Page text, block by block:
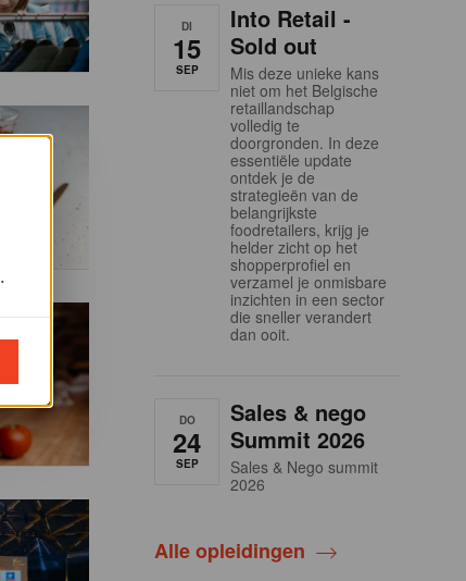
DI
15
SEP
Into Retail -
Sold out
Mis deze unieke kans
niet om het Belgische
retaillandschap
volledig te
doorgronden. In deze
essentiële update
ontdek je de
strategieën van de
belangrijkste
foodretailers, krijg je
helder zicht op het
shopperprofiel en
verzamel je onmisbare
inzichten in een sector
die sneller verandert
dan ooit.
DO
24
SEP
Sales & nego
Summit 2026
Sales & Nego summit
2026
Alle opleidingen
.